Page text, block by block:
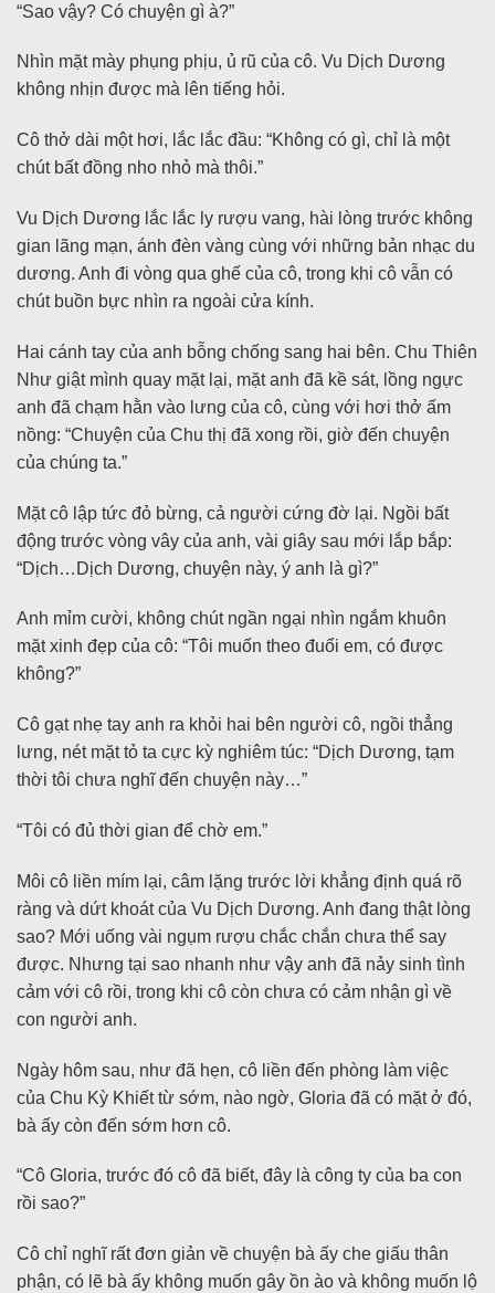
“Sao vậy? Có chuyện gì à?”
Nhìn mặt mày phụng phịu, ủ rũ của cô. Vu Dịch Dương
không nhịn được mà lên tiếng hỏi.
Cô thở dài một hơi, lắc lắc đầu: “Không có gì, chỉ là một
chút bất đồng nho nhỏ mà thôi.”
Vu Dịch Dương lắc lắc ly rượu vang, hài lòng trước không
gian lãng mạn, ánh đèn vàng cùng với những bản nhạc du
dương. Anh đi vòng qua ghế của cô, trong khi cô vẫn có
chút buồn bực nhìn ra ngoài cửa kính.
Hai cánh tay của anh bỗng chống sang hai bên. Chu Thiên
Như giật mình quay mặt lại, mặt anh đã kề sát, lồng ngực
anh đã chạm hằn vào lưng của cô, cùng với hơi thở ấm
nồng: “Chuyện của Chu thị đã xong rồi, giờ đến chuyện
của chúng ta.”
Mặt cô lập tức đỏ bừng, cả người cứng đờ lại. Ngồi bất
động trước vòng vây của anh, vài giây sau mới lắp bắp:
“Dịch…Dịch Dương, chuyện này, ý anh là gì?”
Anh mỉm cười, không chút ngần ngại nhìn ngắm khuôn
mặt xinh đẹp của cô: “Tôi muốn theo đuổi em, có được
không?”
Cô gạt nhẹ tay anh ra khỏi hai bên người cô, ngồi thẳng
lưng, nét mặt tỏ ta cực kỳ nghiêm túc: “Dịch Dương, tạm
thời tôi chưa nghĩ đến chuyện này…”
“Tôi có đủ thời gian để chờ em.”
Môi cô liền mím lại, câm lặng trước lời khẳng định quá rõ
ràng và dứt khoát của Vu Dịch Dương. Anh đang thật lòng
sao? Mới uống vài ngụm rượu chắc chắn chưa thể say
được. Nhưng tại sao nhanh như vậy anh đã nảy sinh tình
cảm với cô rồi, trong khi cô còn chưa có cảm nhận gì về
con người anh.
Ngày hôm sau, như đã hẹn, cô liền đến phòng làm việc
của Chu Kỳ Khiết từ sớm, nào ngờ, Gloria đã có mặt ở đó,
bà ấy còn đến sớm hơn cô.
“Cô Gloria, trước đó cô đã biết, đây là công ty của ba con
rồi sao?”
Cô chỉ nghĩ rất đơn giản về chuyện bà ấy che giấu thân
phận, có lẽ bà ấy không muốn gây ồn ào và không muốn lộ